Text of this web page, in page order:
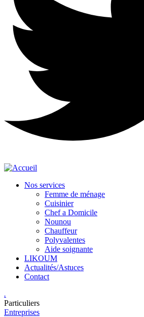
Nos services
Femme de ménage
Cuisinier
Chef a Domicile
Nounou
Chauffeur
Polyvalentes
Aide soignante
LIKOUM
Actualités/Astuces
Contact
.
Particuliers
Entreprises